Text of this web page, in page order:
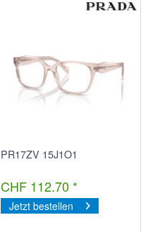
PR17ZV 15J1O1
CHF 112.70 *
Jetzt bestellen